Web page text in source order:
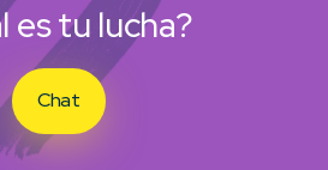
es tu lucha?
Chat